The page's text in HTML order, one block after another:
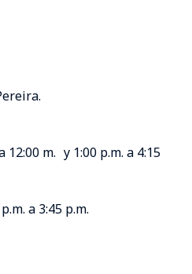
12:00 m. y 1:00 p.m. a 4:15
a 3:45 p.m.